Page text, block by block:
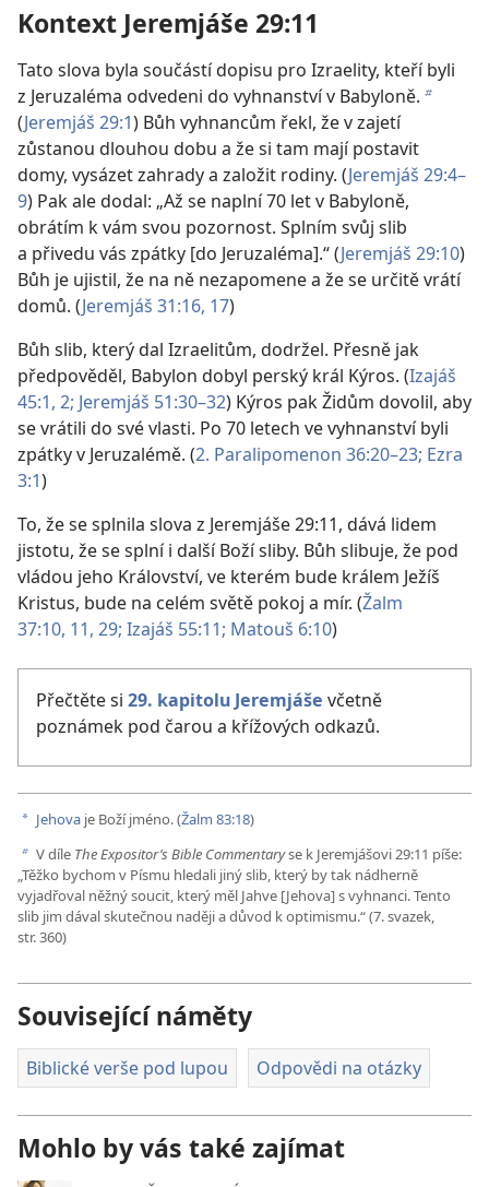
Kontext Jeremjáše 29:11
Tato slova byla součástí dopisu pro Izraelity, kteří byli
z Jeruzaléma odvedeni do vyhnanství v Babyloně. b
(Jeremjáš 29:1) Bůh vyhnancům řekl, že v zajetí
zůstanou dlouhou dobu a že si tam mají postavit
domy, vysázet zahrady a založit rodiny. (Jeremjáš 29:4–
9) Pak ale dodal: „Až se naplní 70 let v Babyloně,
obrátím k vám svou pozornost. Splním svůj slib
a přivedu vás zpátky [do Jeruzaléma].“ (Jeremjáš 29:10)
Bůh je ujistil, že na ně nezapomene a že se určitě vrátí
domů. (Jeremjáš 31:16, 17)
Bůh slib, který dal Izraelitům, dodržel. Přesně jak
předpověděl, Babylon dobyl perský král Kýros. (Izajáš
45:1, 2; Jeremjáš 51:30–32) Kýros pak Židům dovolil, aby
se vrátili do své vlasti. Po 70 letech ve vyhnanství byli
zpátky v Jeruzalémě. (2. Paralipomenon 36:20–23; Ezra
3:1)
To, že se splnila slova z Jeremjáše 29:11, dává lidem
jistotu, že se splní i další Boží sliby. Bůh slibuje, že pod
vládou jeho Království, ve kterém bude králem Ježíš
Kristus, bude na celém světě pokoj a mír. (Žalm
37:10, 11, 29; Izajáš 55:11; Matouš 6:10)
Přečtěte si 29. kapitolu Jeremjáše včetně
poznámek pod čarou a křížových odkazů.
a Jehova je Boží jméno. (Žalm 83:18)
b V díle The Expositor’s Bible Commentaryse k Jeremjášovi 29:11 píše:
„Těžko bychom v Písmu hledali jiný slib, který by tak nádherně
vyjadřoval něžný soucit, který měl Jahve [Jehova] s vyhnanci. Tento
slib jim dával skutečnou naději a důvod k optimismu.“ (7. svazek,
str. 360)
Související náměty
Biblické verše pod lupou Odpovědi na otázky
Mohlo by vás také zajímat